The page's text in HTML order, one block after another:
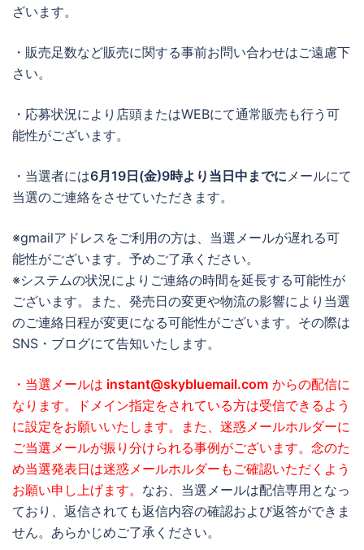
ざいます。
・販売足数など販売に関する事前お問い合わせはご遠慮下
さい。
・応募状況により店頭またはWEBにて通常販売も行う可
能性がございます。
・当選者には6月19日(金)9時より当日中までにメールにて
当選のご連絡をさせていただきます。
※gmailアドレスをご利用の方は、当選メールが遅れる可
能性がございます。予めご了承ください。
※システムの状況によりご連絡の時間を延長する可能性が
ございます。また、発売日の変更や物流の影響により当選
のご連絡日程が変更になる可能性がございます。その際は
SNS・ブログにて告知いたします。
・当選メールは instant@skybluemail.com からの配信に
なります。ドメイン指定をされている方は受信できるよう
に設定をお願いいたします。また、迷惑メールホルダーに
ご当選メールが振り分けられる事例がございます。念のた
め当選発表日は迷惑メールホルダーもご確認いただくよう
お願い申し上げます。 なお、当選メールは配信専用となっ
ており、返信されても返信内容の確認および返答ができま
せん。あらかじめご了承ください。